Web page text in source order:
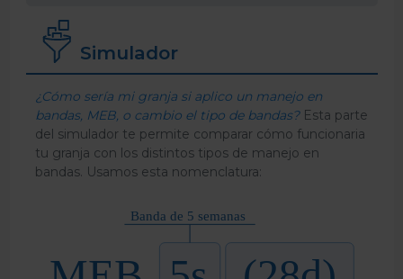
Simulador
¿Cómo sería mi granja si aplico un manejo en
bandas, MEB, o cambio el tipo de bandas?Esta parte
del simulador te permite comparar cómo funcionaria
tu granja con los distintos tipos de manejo en
bandas. Usamos esta nomenclatura: